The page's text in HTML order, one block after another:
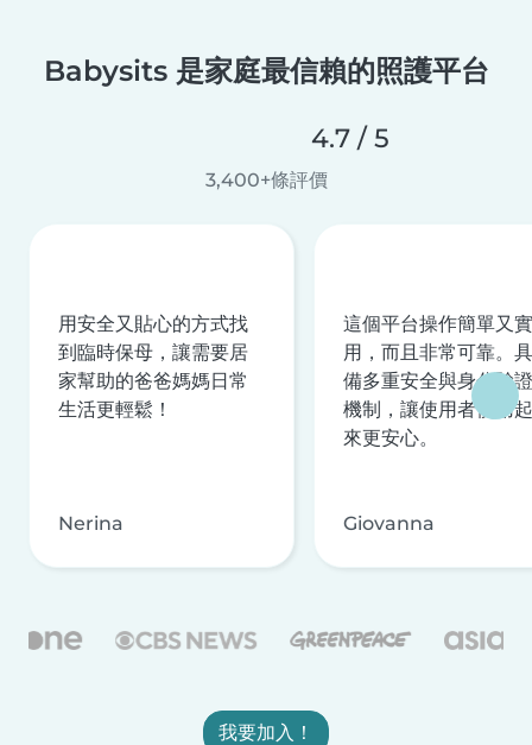
Babysits 是家庭最信賴的照護平台
4.7 / 5
3,400+條評價
用安全又貼心的方式找
到臨時保母，讓需要居
家幫助的爸爸媽媽日常
生活更輕鬆！
Nerina
這個平台操作簡單又實
用，而且非常可靠。具
備多重安全與身分驗證
機制，讓使用者使用起
來更安心。
Giovanna
我要加入！